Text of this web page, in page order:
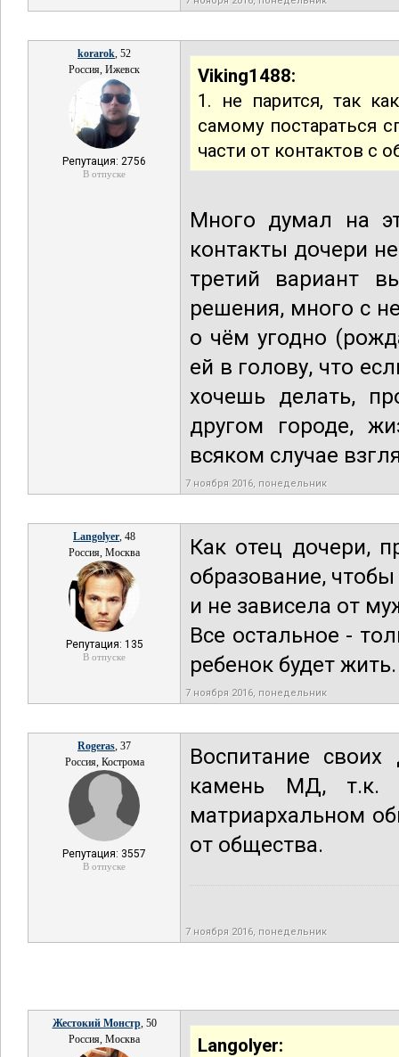
korarok, 52
Россия, Ижевск
Репутация: 2756
В отпуске
Viking1488:
1. не парится, так
самому постараться
части от контактов с
Много думал на
контакты дочери
третий вариант
решения, много с
о чём угодно
ей в голову, что
хочешь делать,
другом городе,
всяком случае
7 ноября 2016, понедельник
Langolyer, 48
Россия, Москва
Репутация: 135
В отпуске
Как отец дочери,
образование,
и не зависела от
Все остальное -
ребенок будет жить.
7 ноября 2016, понедельник
Rogeras, 37
Россия, Кострома
Репутация: 3557
В отпуске
Воспитание
камень МД, т.к.
матриархальном
от общества.
7 ноября 2016, понедельник
Жестокий Монстр, 50
Россия, Москва
Langolyer: